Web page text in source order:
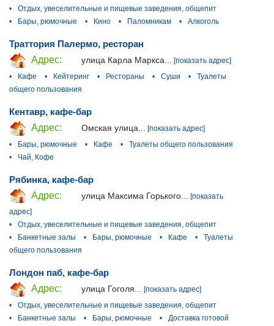
•
Отдых, увеселительные и пищевые заведения, общепит
•
Бары, рюмочные • Кино • Паломникам • Алкоголь
Траттория Палермо, ресторан
Адрес:
улица Карла Маркса...
[показать адрес]
•
Кафе • Кейтеринг • Рестораны • Суши •
Туалеты
общего пользования
Кентавр, кафе-бар
Адрес:
Омская улица...
[показать адрес]
•
Бары, рюмочные • Кафе •
Туалеты общего пользования
•
Чай, Кофе
Рябинка, кафе-бар
Адрес:
улица Максима Горького...
[показать
адрес]
•
Отдых, увеселительные и пищевые заведения, общепит
•
Банкетные залы • Бары, рюмочные • Кафе •
Туалеты
общего пользования
Лондон паб, кафе-бар
Адрес:
улица Гоголя... [показать адрес]
•
Отдых, увеселительные и пищевые заведения, общепит
•
Банкетные залы • Бары, рюмочные •
Доставка готовой